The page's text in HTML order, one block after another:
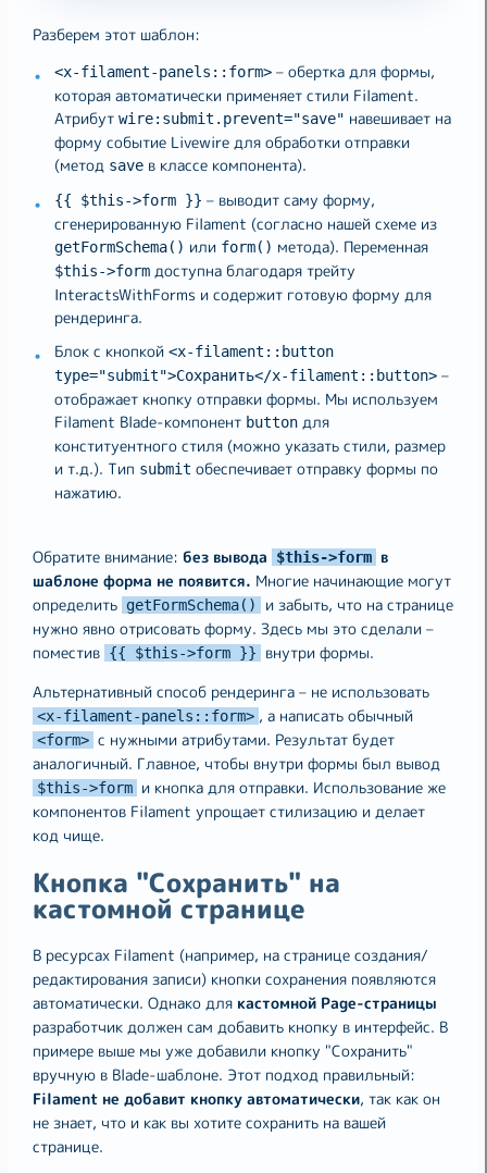
Разберем этот шаблон:
<x-filament-panels::form> – обертка для формы,
которая автоматически применяет стили Filament.
Атрибут wire:submit.prevent="save" навешивает на
форму событие Livewire для обработки отправки
(метод save в классе компонента).
{{ $this->form }} – выводит саму форму,
сгенерированную Filament (согласно нашей схеме из
getFormSchema() или form() метода). Переменная
$this->form доступна благодаря трейту
InteractsWithForms и содержит готовую форму для
рендеринга.
Блок с кнопкой <x-filament::button
type="submit">Сохранить</x-filament::button> –
отображает кнопку отправки формы. Мы используем
Filament Blade-компонент button для
конституентного стиля (можно указать стили, размер
и т.д.). Тип submit обеспечивает отправку формы по
нажатию.
Обратите внимание: без вывода $this->form в
шаблоне форма не появится. Многие начинающие могут
определить getFormSchema()
и забыть, что на странице
нужно явно отрисовать форму. Здесь мы это сделали –
поместив {{ $this->form }}
внутри формы.
Альтернативный способ рендеринга – не использовать
<x-filament-panels::form> , а написать обычный
<form> с нужными атрибутами. Результат будет
аналогичный. Главное, чтобы внутри формы был вывод
$this->form и кнопка для отправки. Использование же
компонентов Filament упрощает стилизацию и делает
код чище.
Кнопка "Сохранить" на
кастомной странице
В ресурсах Filament (например, на странице создания/
редактирования записи) кнопки сохранения появляются
автоматически. Однако для кастомной Page-страницы
разработчик должен сам добавить кнопку в интерфейс. В
примере выше мы уже добавили кнопку "Сохранить"
вручную в Blade-шаблоне. Этот подход правильный:
Filament не добавит кнопку автоматически, так как он
не знает, что и как вы хотите сохранить на вашей
странице.